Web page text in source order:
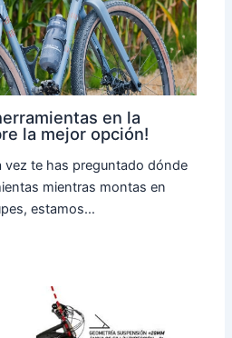
en la
la mejor opción!
vez te has preguntado dónde
mientras montas en
estamos…